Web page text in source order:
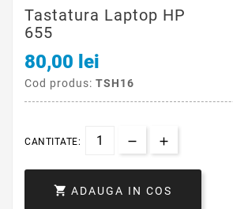
Tastatura Laptop HP
655
80,00 lei
Cod produs: TSH16
CANTITATE:
 ADAUGA IN COS